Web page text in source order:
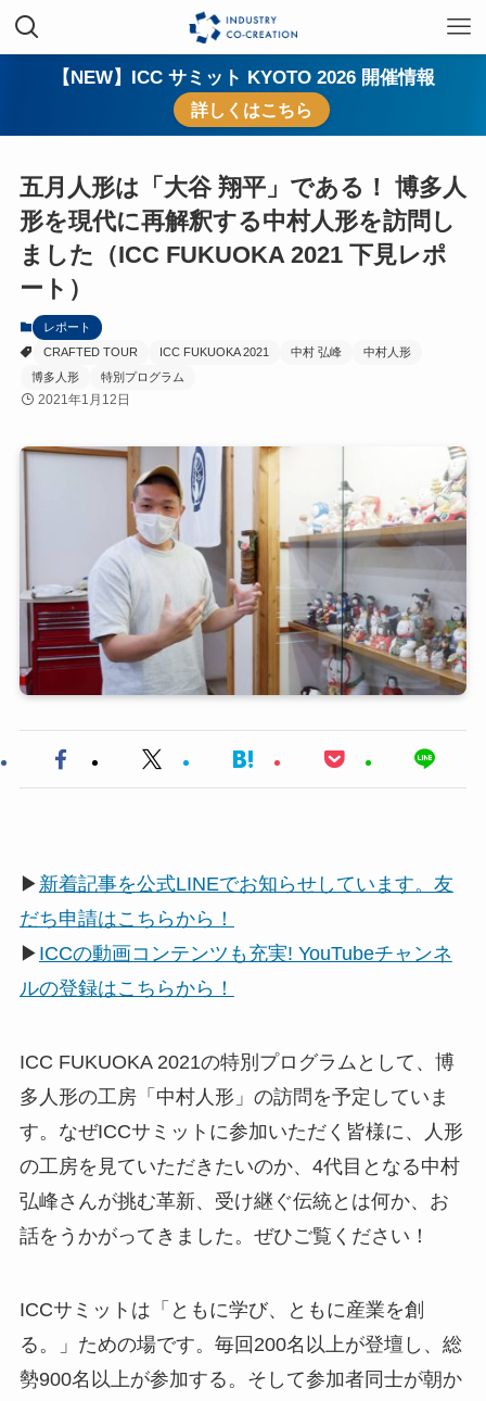
【NEW】ICC サミット KYOTO 2026 開催情報
詳しくはこちら
五月人形は「大谷 翔平」である！ 博多人
形を現代に再解釈する中村人形を訪問し
ました（ICC FUKUOKA 2021 下見レポ
ート）
レポート
CRAFTED TOUR
ICC FUKUOKA 2021 中村 弘峰
中村人形
博多人形
特別プログラム
2021年1月12日
▶ 新着記事を公式LINEでお知らせしています。友
だち申請はこちらから！
▶ ICCの動画コンテンツも充実! YouTubeチャンネ
ルの登録はこちらから！
ICC FUKUOKA 2021の特別プログラムとして、博
多人形の工房「中村人形」の訪問を予定していま
す。なぜICCサミットに参加いただく皆様に、人形
の工房を見ていただきたいのか、4代目となる中村
弘峰さんが挑む革新、受け継ぐ伝統とは何か、お
話をうかがってきました。ぜひご覧ください！
ICCサミットは「ともに学び、ともに産業を創
る。」ための場です。毎回200名以上が登壇し、総
勢900名以上が参加する。そして参加者同士が朝か